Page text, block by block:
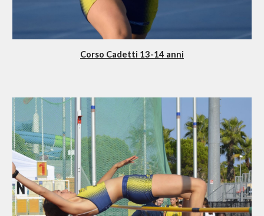
Corso Cadetti 13-14 anni